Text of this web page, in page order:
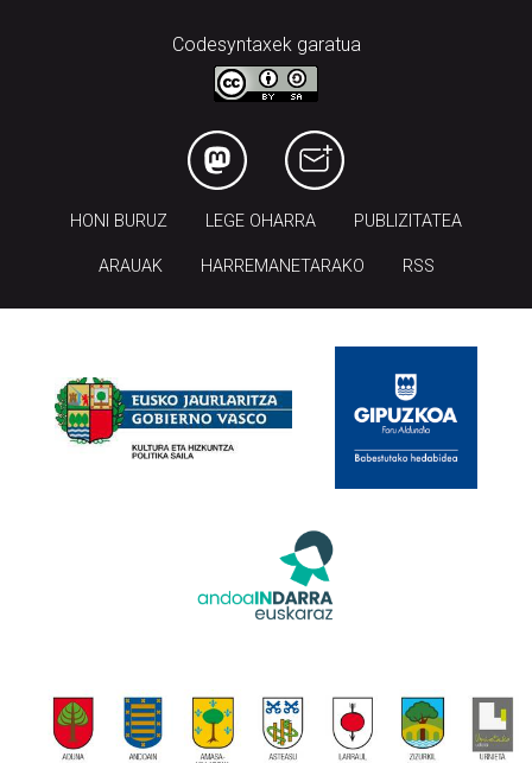
Codesyntaxek garatua
HONI BURUZ LEGE OHARRA PUBLIZITATEA
ARAUAK HARREMANETARAKO RSS